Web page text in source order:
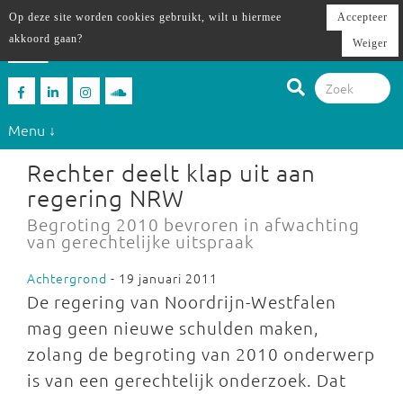
Menu ↓
Rechter deelt klap uit aan
regering NRW
Begroting 2010 bevroren in afwachting
van gerechtelijke uitspraak
Achtergrond - 19 januari 2011
De regering van Noordrijn-Westfalen
mag geen nieuwe schulden maken,
zolang de begroting van 2010 onderwerp
is van een gerechtelijk onderzoek. Dat
Op deze site worden cookies gebruikt, wilt u hiermee
akkoord gaan?
Accepteer
Weiger